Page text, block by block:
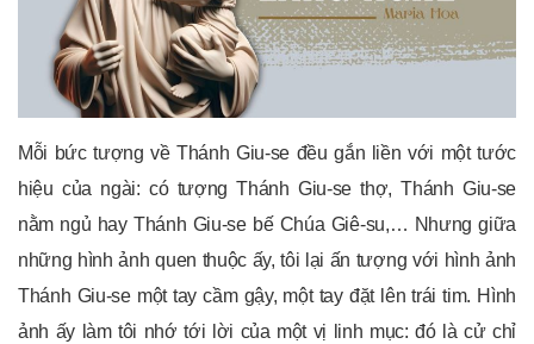
Mỗi bức tượng về Thánh Giu-se đều gắn liền với một tước
hiệu của ngài: có tượng Thánh Giu-se thợ, Thánh Giu-se
nằm ngủ hay Thánh Giu-se bế Chúa Giê-su,… Nhưng giữa
những hình ảnh quen thuộc ấy, tôi lại ấn tượng với hình ảnh
Thánh Giu-se một tay cầm gậy, một tay đặt lên trái tim. Hình
ảnh ấy làm tôi nhớ tới lời của một vị linh mục: đó là cử chỉ